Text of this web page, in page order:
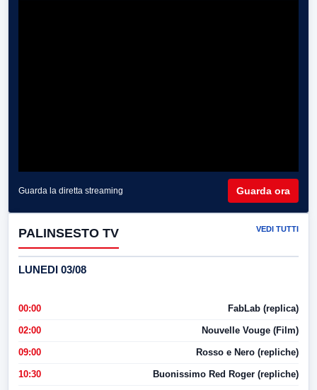
Guarda la diretta streaming Guarda ora
PALINSESTO TV VEDI TUTTI
LUNEDI 03/08
00:00 FabLab (replica)
02:00 Nouvelle Vouge (Film)
09:00 Rosso e Nero (repliche)
10:30 Buonissimo Red Roger (repliche)